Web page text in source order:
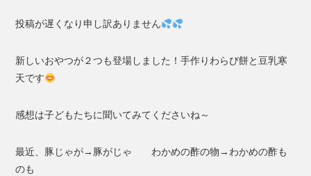
投稿が遅くなり申し訳ありません
新しいおやつが２つも登場しました！手作りわらび餅と豆乳寒
天です
感想は子どもたちに聞いてみてくださいね～
最近、豚じゃが→豚がじゃ わかめの酢の物→わかめの酢も
のも